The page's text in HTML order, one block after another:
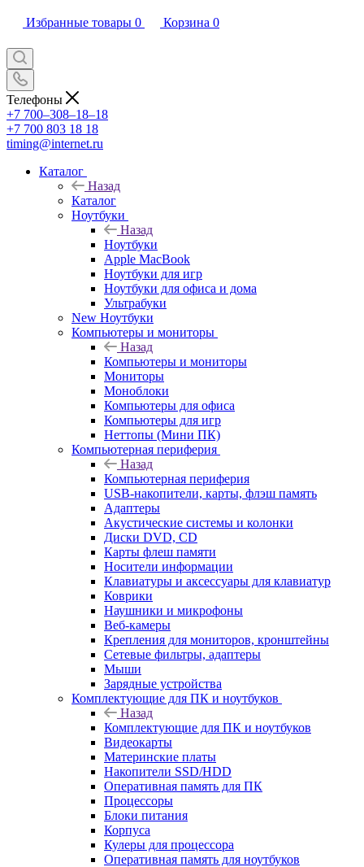
Избранные товары 0 Корзина 0
Телефоны
+7 700‒308‒18‒18
+7 700 803 18 18
timing@internet.ru
Каталог
Назад
Каталог
Ноутбуки
Назад
Ноутбуки
Apple MacBook
Ноутбуки для игр
Ноутбуки для офиса и дома
Ультрабуки
New Ноутбуки
Компьютеры и мониторы
Назад
Компьютеры и мониторы
Мониторы
Моноблоки
Компьютеры для офиса
Компьютеры для игр
Неттопы (Мини ПК)
Компьютерная периферия
Назад
Компьютерная периферия
USB-накопители, карты, флэш память
Адаптеры
Акустические системы и колонки
Диски DVD, CD
Карты флеш памяти
Носители информации
Клавиатуры и аксессуары для клавиатур
Коврики
Наушники и микрофоны
Веб-камеры
Крепления для мониторов, кронштейны
Сетевые фильтры, адаптеры
Мыши
Зарядные устройства
Комплектующие для ПК и ноутбуков
Назад
Комплектующие для ПК и ноутбуков
Видеокарты
Материнские платы
Накопители SSD/HDD
Оперативная память для ПК
Процессоры
Блоки питания
Корпуса
Кулеры для процессора
Оперативная память для ноутбуков